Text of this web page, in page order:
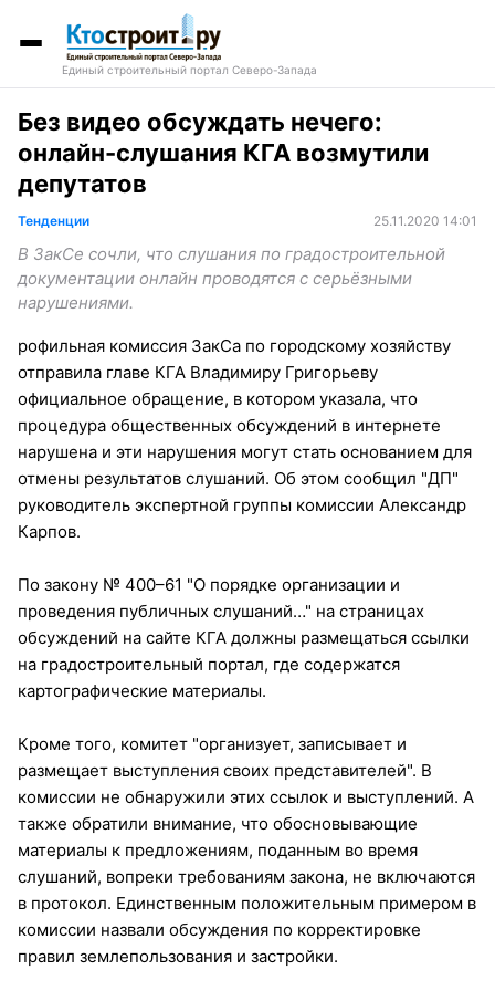
Единый строительный портал Северо-Запада
Без видео обсуждать нечего:
онлайн-слушания КГА возмутили
депутатов
Тенденции 25.11.2020 14:01
В ЗакСе сочли, что слушания по градостроительной
документации онлайн проводятся с серьёзными
нарушениями.
рофильная комиссия ЗакСа по городскому хозяйству
отправила главе КГА Владимиру Григорьеву
официальное обращение, в котором указала, что
процедура общественных обсуждений в интернете
нарушена и эти нарушения могут стать основанием для
отмены результатов слушаний. Об этом сообщил "ДП"
руководитель экспертной группы комиссии Александр
Карпов.
По закону № 400–61 "О порядке организации и
проведения публичных слушаний…" на страницах
обсуждений на сайте КГА должны размещаться ссылки
на градостроительный портал, где содержатся
картографические материалы.
Кроме того, комитет "организует, записывает и
размещает выступления своих представителей". В
комиссии не обнаружили этих ссылок и выступлений. А
также обратили внимание, что обосновывающие
материалы к предложениям, поданным во время
слушаний, вопреки требованиям закона, не включаются
в протокол. Единственным положительным примером в
комиссии назвали обсуждения по корректировке
правил землепользования и застройки.